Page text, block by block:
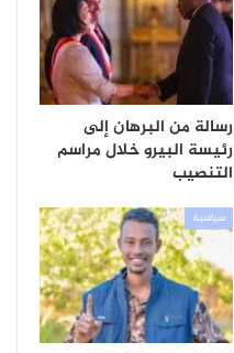
رسالة من البرهان إلى
رئيسة البيرو خلال مراسم
التنصيب
سياسية